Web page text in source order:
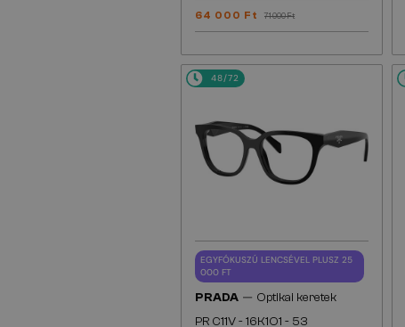
64 000 Ft 71 000 Ft
48/72
EGYFÓKUSZÚ LENCSÉVEL PLUSZ 25
000 FT
PRADA — Optikai keretek
PR C11V - 16K1O1 - 53